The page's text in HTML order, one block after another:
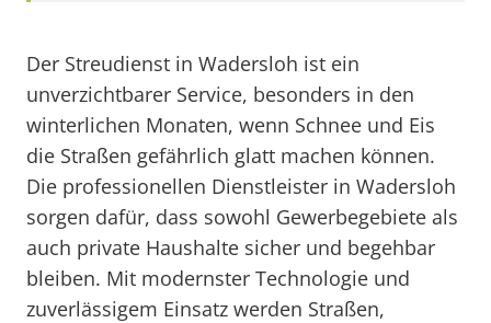
Der Streudienst in Wadersloh ist ein
unverzichtbarer Service, besonders in den
winterlichen Monaten, wenn Schnee und Eis
die Straßen gefährlich glatt machen können.
Die professionellen Dienstleister in Wadersloh
sorgen dafür, dass sowohl Gewerbegebiete als
auch private Haushalte sicher und begehbar
bleiben. Mit modernster Technologie und
zuverlässigem Einsatz werden Straßen,